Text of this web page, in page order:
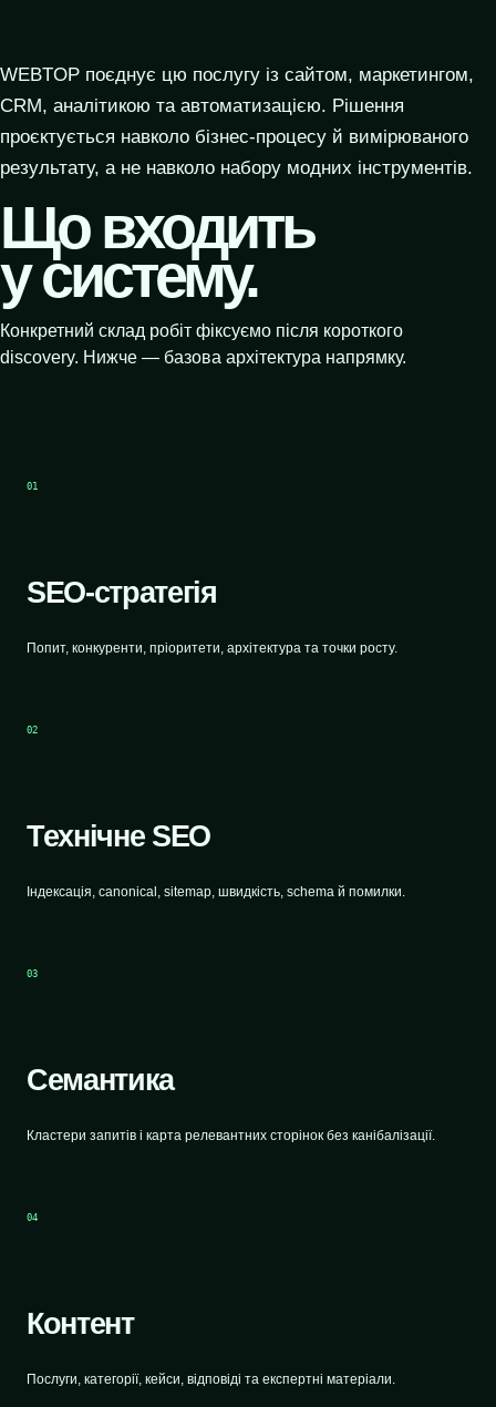
WEBTOP поєднує цю послугу із сайтом, маркетингом,
CRM, аналітикою та автоматизацією. Рішення
проєктується навколо бізнес-процесу й вимірюваного
результату, а не навколо набору модних інструментів.
Що входить
у систему.
Конкретний склад робіт фіксуємо після короткого
discovery. Нижче — базова архітектура напрямку.
01
SEO-стратегія
Попит, конкуренти, пріоритети, архітектура та точки росту.
02
Технічне SEO
Індексація, canonical, sitemap, швидкість, schema й помилки.
03
Семантика
Кластери запитів і карта релевантних сторінок без канібалізації.
04
Контент
Послуги, категорії, кейси, відповіді та експертні матеріали.